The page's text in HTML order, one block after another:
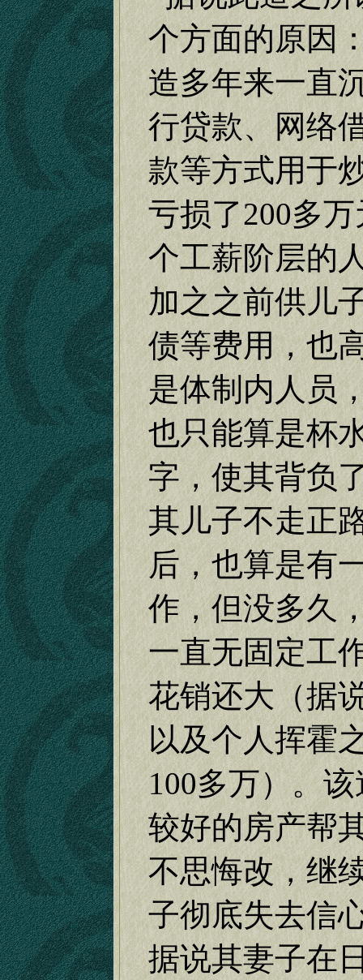
个方面的原因
造多年来一直
行贷款、网络
款等方式用于
亏损了200多万
个工薪阶层的
加之之前供儿
债等费用，也
是体制内人员
也只能算是杯
字，使其背负
其儿子不走正
后，也算是有
作，但没多久
一直无固定工
花销还大（据
以及个人挥霍
100多万）。
较好的房产帮
不思悔改，继
子彻底失去信
据说其妻子在